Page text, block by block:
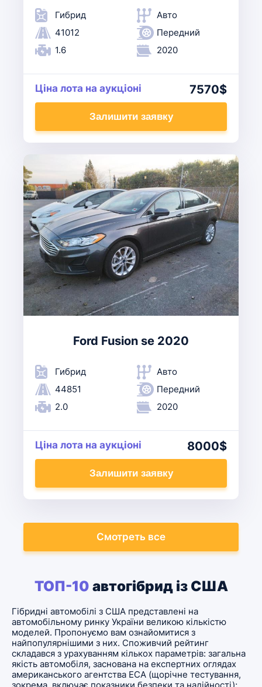
Гибрид
41012
1.6
Авто
Передний
2020
Ціна лота на аукціоні 7570$
Залишити заявку
Ford Fusion se 2020
Гибрид
44851
2.0
Авто
Передний
2020
Ціна лота на аукціоні 8000$
Залишити заявку
Смотреть все
ТОП-10 автогібрид із США
Гібридні автомобілі з США представлені на
автомобільному ринку України великою кількістю
моделей. Пропонуємо вам ознайомитися з
найпопулярнішими з них. Споживчий рейтинг
складався з урахуванням кількох параметрів: загальна
якість автомобіля, заснована на експертних оглядах
американського агентства ЕСА (щорічне тестування,